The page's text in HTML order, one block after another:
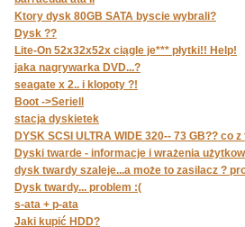
Ktory dysk 80GB SATA byscie wybrali?
Dysk ??
Lite-On 52x32x52x ciągle je*** płytki!! Help!
jaka nagrywarka DVD...?
seagate x 2.. i klopoty ?!
Boot ->Seriell
stacja dyskietek
DYSK SCSI ULTRA WIDE 320-- 73 GB?? co
Dyski twarde - informacje i wrażenia
dysk twardy szaleje...a może to zasilacz ?
Dysk twardy... problem :(
s-ata + p-ata
Jaki kupić HDD?